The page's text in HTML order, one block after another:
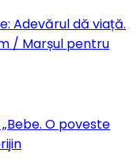
Adevărul dă viață.
/ Marșul pentru
O poveste